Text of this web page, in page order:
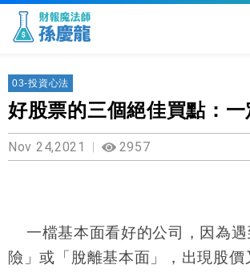
03-投資心法
好股票的三個絕佳買點：一
Nov 24,2021 2957
一檔基本面看好的公司，因為遇
險」或「脫離基本面」，出現股價